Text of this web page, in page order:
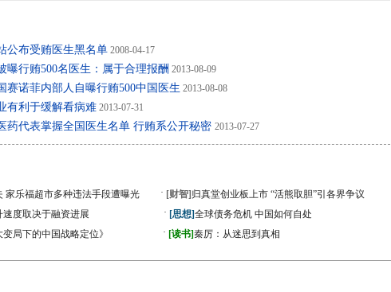
公布受贿医生黑名单 2008-04-17
曝行贿500名医生：属于合理报酬 2013-08-09
赛诺菲内部人自曝行贿500中国医生 2013-08-08
有利于缓解看病难 2013-07-31
药代表掌握全国医生名单 行贿系公开秘密 2013-07-27
家乐福超市多种违法手段遭曝光 · [财智] 归真堂创业板上市 “活熊取胆”引各界争议
速度取决于融资进展 · [思想]全球债务危机 中国如何自处
变局下的中国战略定位》 · [读书]秦厉：从迷思到真相